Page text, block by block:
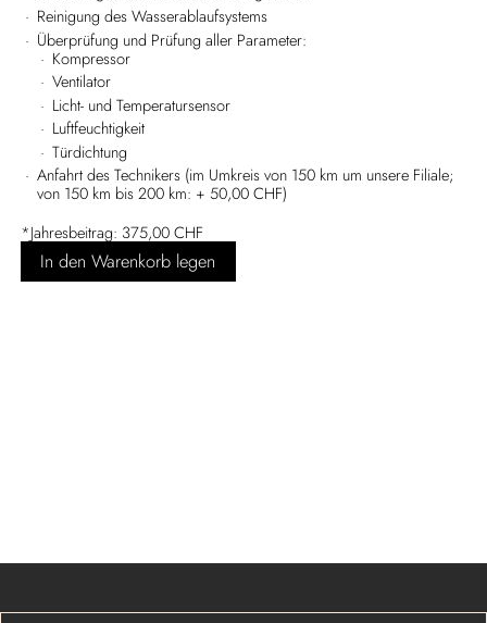
Reinigung des Wasserablaufsystems
Überprüfung und Prüfung aller Parameter:
Kompressor
Ventilator
Licht- und Temperatursensor
Luftfeuchtigkeit
Türdichtung
Anfahrt des Technikers (im Umkreis von 150 km um unsere Filiale;
von 150 km bis 200 km: + 50,00 CHF)
*Jahresbeitrag: 375,00 CHF
In den Warenkorb legen